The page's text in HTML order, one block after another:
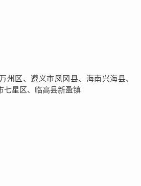
州区、遵义市凤冈县、海南兴海县、
七星区、临高县新盈镇